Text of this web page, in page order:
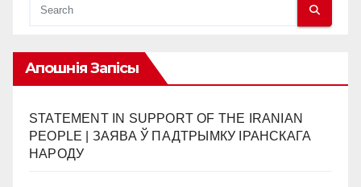
Апошнія Запісы
STATEMENT IN SUPPORT OF THE IRANIAN
PEOPLE | ЗАЯВА Ў ПАДТРЫМКУ ІРАНСКАГА
НАРОДУ